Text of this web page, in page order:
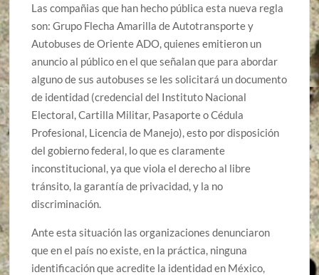
Las compañias que han hecho pública esta nueva regla
son: Grupo Flecha Amarilla de Autotransporte y
Autobuses de Oriente ADO, quienes emitieron un
anuncio al público en el que señalan que para abordar
alguno de sus autobuses se les solicitará un documento
de identidad (credencial del Instituto Nacional
Electoral, Cartilla Militar, Pasaporte o Cédula
Profesional, Licencia de Manejo), esto por disposición
del gobierno federal, lo que es claramente
inconstitucional, ya que viola el derecho al libre
tránsito, la garantía de privacidad, y la no
discriminación.
Ante esta situación las organizaciones denunciaron
que en el país no existe, en la práctica, ninguna
identificación que acredite la identidad en México,